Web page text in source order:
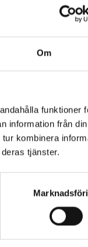
Om
funktioner
information från
kombinera
tjänster.